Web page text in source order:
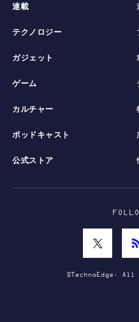
連載
テクノロジー
ガジェット
ゲーム
カルチャー
ポッドキャスト
公式ストア
©TechnoEdge.